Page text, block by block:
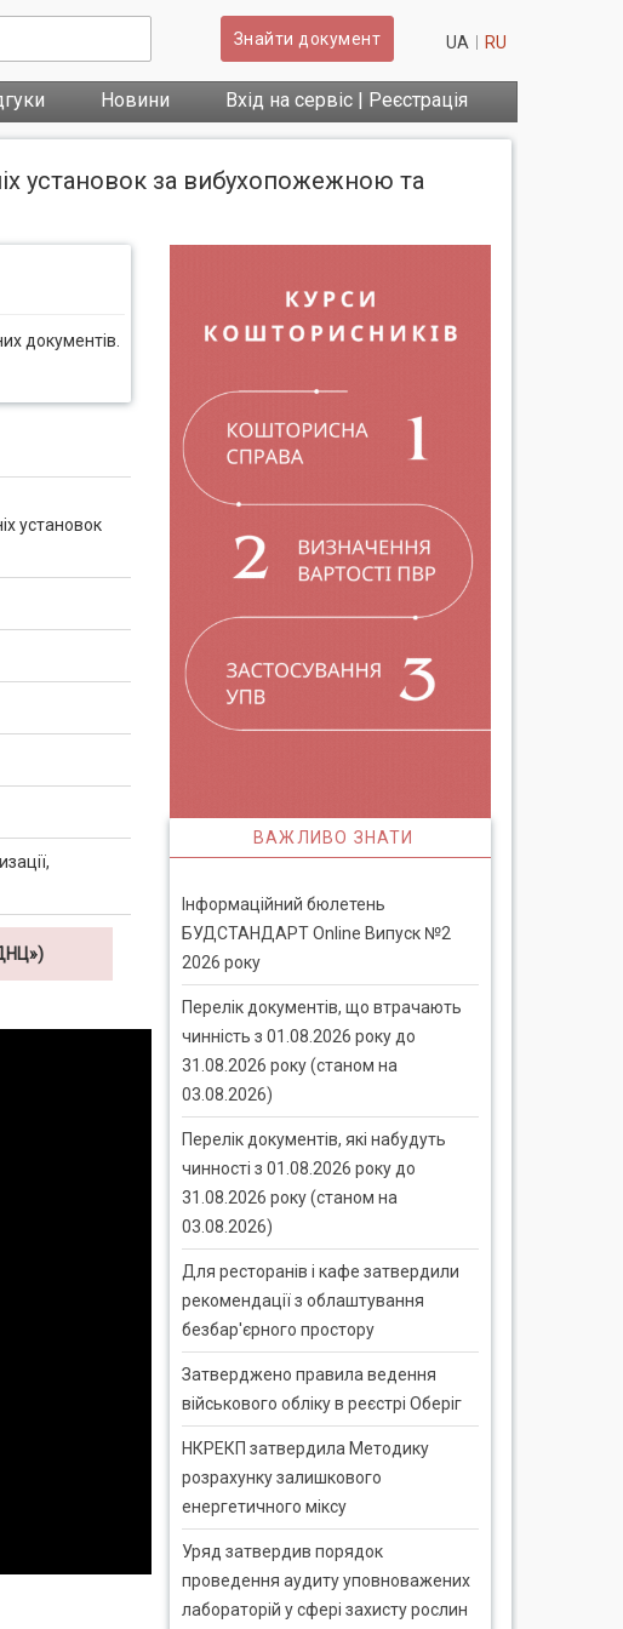
Знайти документ UA RU
Новини Вхід на сервіс | Реєстрація
установок за вибухопожежною та
документів.
установок
ВАЖЛИВО ЗНАТИ
Інформаційний бюлетень
БУДСТАНДАРТ Online Випуск №2
2026 року
Перелік документів, що втрачають
чинність з 01.08.2026 року до
31.08.2026 року (станом на
03.08.2026)
Перелік документів, які набудуть
чинності з 01.08.2026 року до
31.08.2026 року (станом на
03.08.2026)
Для ресторанів і кафе затвердили
рекомендації з облаштування
безбар'єрного простору
Затверджено правила ведення
військового обліку в реєстрі Оберіг
НКРЕКП затвердила Методику
розрахунку залишкового
енергетичного міксу
Уряд затвердив порядок
проведення аудиту уповноважених
лабораторій у сфері захисту рослин